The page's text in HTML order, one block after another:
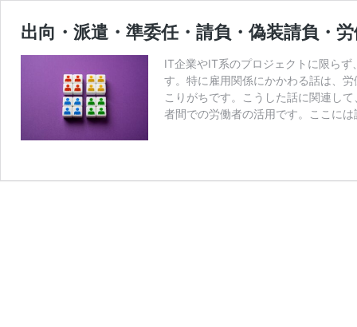
出向・派遣・準委任・請負・偽装請負・
IT企業やIT系のプロジェクトに限ら
す。特に雇用関係にかかわる話は、
こりがちです。こうした話に関連し
者間での労働者の活用です。ここに